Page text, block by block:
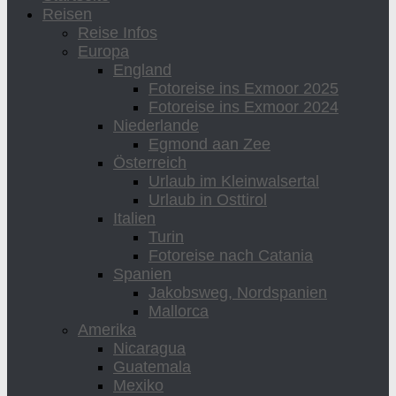
Reisen
Reise Infos
Europa
England
Fotoreise ins Exmoor 2025
Fotoreise ins Exmoor 2024
Niederlande
Egmond aan Zee
Österreich
Urlaub im Kleinwalsertal
Urlaub in Osttirol
Italien
Turin
Fotoreise nach Catania
Spanien
Jakobsweg, Nordspanien
Mallorca
Amerika
Nicaragua
Guatemala
Mexiko